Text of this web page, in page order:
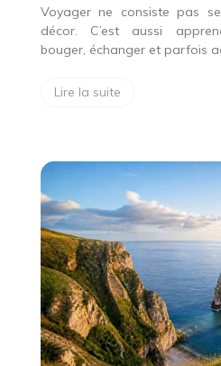
Voyager ne consiste pas
décor. C’est aussi
bouger, échanger et parfois
Lire la suite